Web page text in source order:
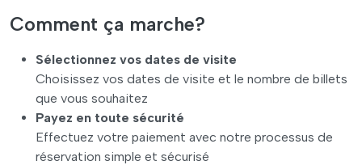
Comment ça marche?
Sélectionnez vos dates de visite
Choisissez vos dates de visite et le nombre de billets
que vous souhaitez
Payez en toute sécurité
Effectuez votre paiement avec notre processus de
réservation simple et sécurisé